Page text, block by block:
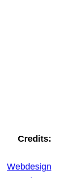
Credits:
Webdesign